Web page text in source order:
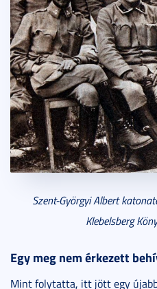
Szent-Györgyi Albert
Klebelsberg
Egy meg nem érkezett
Mint folytatta, itt jött egy